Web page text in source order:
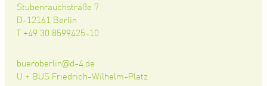
Stubenrauchstraße 7
D-12161 Berlin
T +49 30 8599425-10
bueroberlin@d-4.de
U + BUS Friedrich-Wilhelm-Platz